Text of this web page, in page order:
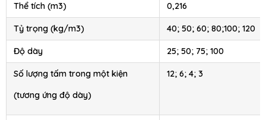
Thể tích (m3) 0,216
Tỷ trọng (kg/m3) 40; 50; 60; 80;100; 120
Độ dày 25; 50; 75; 100
Số lượng tấm trong một kiện
(tương ứng độ dày)
12; 6; 4; 3